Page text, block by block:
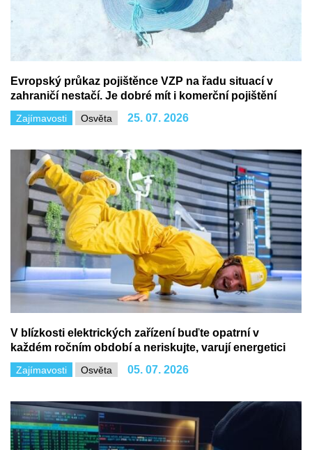
Evropský průkaz pojištěnce VZP na řadu situací v
zahraničí nestačí. Je dobré mít i komerční pojištění
Osvěta
Zajímavosti 25. 07. 2026
V blízkosti elektrických zařízení buďte opatrní v
každém ročním období a neriskujte, varují energetici
Osvěta
Zajímavosti 05. 07. 2026